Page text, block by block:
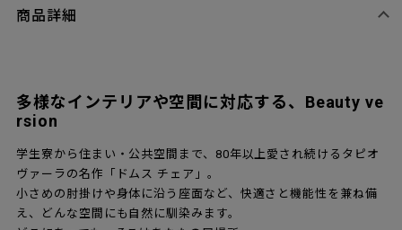
商品詳細
多様なインテリアや空間に対応する、Beauty ve
rsion
学生寮から住まい・公共空間まで、80年以上愛され続けるタピオ
ヴァーラの名作「ドムス チェア」。
小さめの肘掛けや身体に沿う座面など、快適さと機能性を兼ね備
え、どんな空間にも自然に馴染みます。